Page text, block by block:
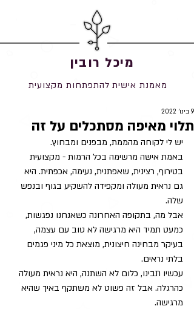
מיכל רובין
מאמנת אישית להתפתחות מקצועית
תלוי מאיפה מסתכלים על זה
9 בינו׳ 2022
יש לי לקוחה מהממת, מבפנים ומבחוץ.
באמת אישה מרשימה בכל הרמות - מקצועית
בטירוף, רצינית, שאפתנית, נעימה, אכפתית. היא
גם נראית מעולה ומקפידה להשקיע בגוף ובנפש
שלה.
אבל מה, בתקופה האחרונה כשאנחנו נפגשות,
כמעט תמיד היא מרגישה לא טוב עם עצמה,
בעיקר מבחינה חיצונית, מוצאת כל מיני פגמים
בלתי נראים.
עכשיו תבינו, כלום לא השתנה, היא נראית מעולה
כהרגלה. אבל זה פשוט לא משתקף באיך שהיא
מרגישה.